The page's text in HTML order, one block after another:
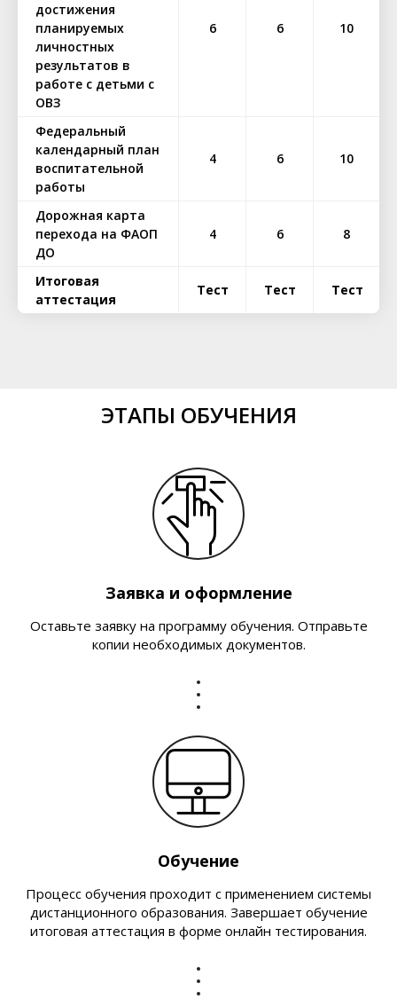
достижения
планируемых
личностных
результатов в
работе с детьми с
ОВЗ
6 6 10
Федеральный
календарный план
воспитательной
работы
4 6 10
Дорожная карта
перехода на ФАОП
ДО
4 6 8
Итоговая
аттестация
Тест Тест Тест
ЭТАПЫ ОБУЧЕНИЯ
Заявка и оформление
Оставьте заявку на программу обучения. Отправьте
копии необходимых документов.
Обучение
Процесс обучения проходит с применением системы
дистанционного образования. Завершает обучение
итоговая аттестация в форме онлайн тестирования.